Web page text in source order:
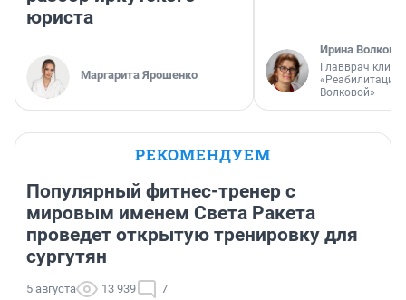
юриста
Маргарита Ярошенко
Ирина Волкова
Главврач
«Реабилитация
Волковой»
РЕКОМЕНДУЕМ
Популярный фитнес-тренер с
мировым именем Света Ракета
проведет открытую тренировку для
сургутян
5 августа 13 939 7